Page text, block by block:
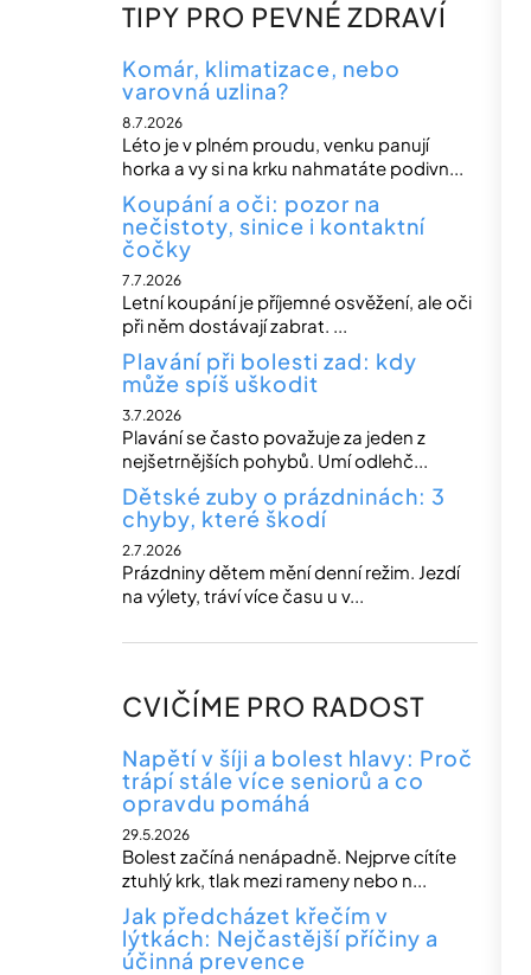
TIPY PRO PEVNÉ ZDRAVÍ
Komár, klimatizace, nebo
varovná uzlina?
8.7.2026
Léto je v plném proudu, venku panují
horka a vy si na krku nahmatáte podivn...
Koupání a oči: pozor na
nečistoty, sinice i kontaktní
čočky
7.7.2026
Letní koupání je příjemné osvěžení, ale oči
při něm dostávají zabrat. ...
Plavání při bolesti zad: kdy
může spíš uškodit
3.7.2026
Plavání se často považuje za jeden z
nejšetrnějších pohybů. Umí odlehč...
Dětské zuby o prázdninách: 3
chyby, které škodí
2.7.2026
Prázdniny dětem mění denní režim. Jezdí
na výlety, tráví více času u v...
CVIČÍME PRO RADOST
Napětí v šíji a bolest hlavy: Proč
trápí stále více seniorů a co
opravdu pomáhá
29.5.2026
Bolest začíná nenápadně. Nejprve cítíte
ztuhlý krk, tlak mezi rameny nebo n...
Jak předcházet křečím v
lýtkách: Nejčastější příčiny a
účinná prevence